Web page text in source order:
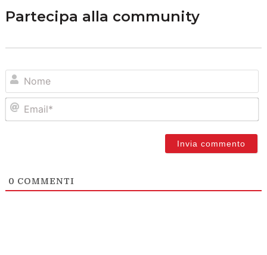
Partecipa alla community
0 COMMENTI